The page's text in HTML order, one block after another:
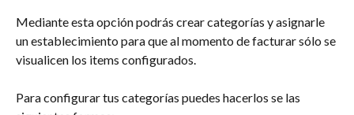
Mediante esta opción podrás crear categorías y asignarle
un establecimiento para que al momento de facturar sólo se
visualicen los items configurados.
Para configurar tus categorías puedes hacerlos se las